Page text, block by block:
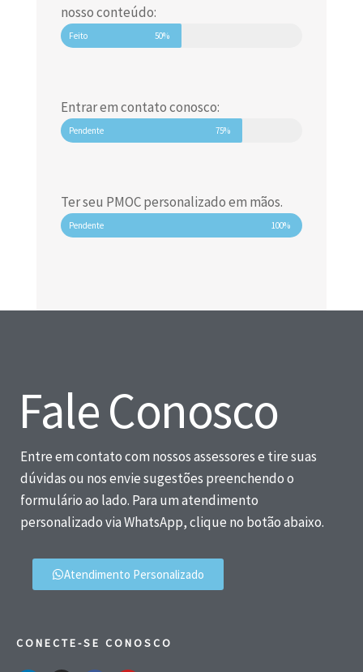
nosso conteúdo:
Feito 50%
Entrar em contato conosco:
Pendente 75%
Ter seu PMOC personalizado em mãos.
Pendente 100%
Fale Conosco
Entre em contato com nossos assessores e tire suas
dúvidas ou nos envie sugestões preenchendo o
formulário ao lado. Para um atendimento
personalizado via WhatsApp, clique no botão abaixo.
Atendimento Personalizado
CONECTE-SE CONOSCO